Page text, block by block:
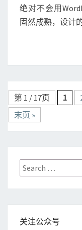
绝对不会用
固然成熟，设计
Posts
navigation
第 1 / 17页 1
末页 »
Search
for:
关注公众号